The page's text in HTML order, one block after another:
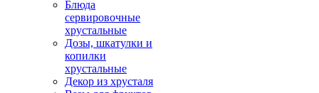
Блюда
сервировочные
хрустальные
Дозы, шкатулки и
копилки
хрустальные
Декор из хрусталя